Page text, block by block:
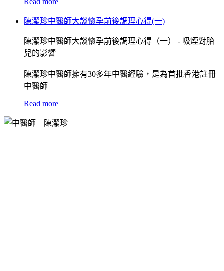
陳潔珍中醫師大談懷孕前後調理心得(一)
陳潔珍中醫師大談懷孕前後調理心得（一） - 吸煙對胎
兒的影響
陳潔珍中醫師擁有30多年中醫經驗，是為首批香港註冊
中醫師
Read more